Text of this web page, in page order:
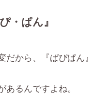
・ぱん』
から、『ぱぴぱん』
あるんですよね。